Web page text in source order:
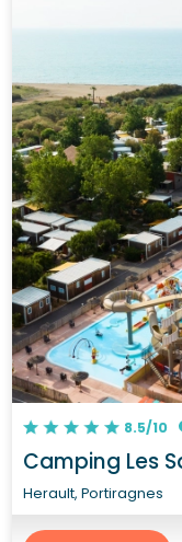
8.5/10
Camping Les
Herault, Portiragnes